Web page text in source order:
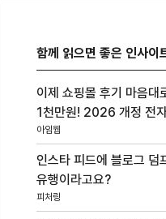
함께 읽으면 좋은 인사이
이제 쇼핑몰 후기 마음대
1천만원! 2026 개정 전
아임웹
인스타 피드에 블로그 덤
유행이라고요?
피처링